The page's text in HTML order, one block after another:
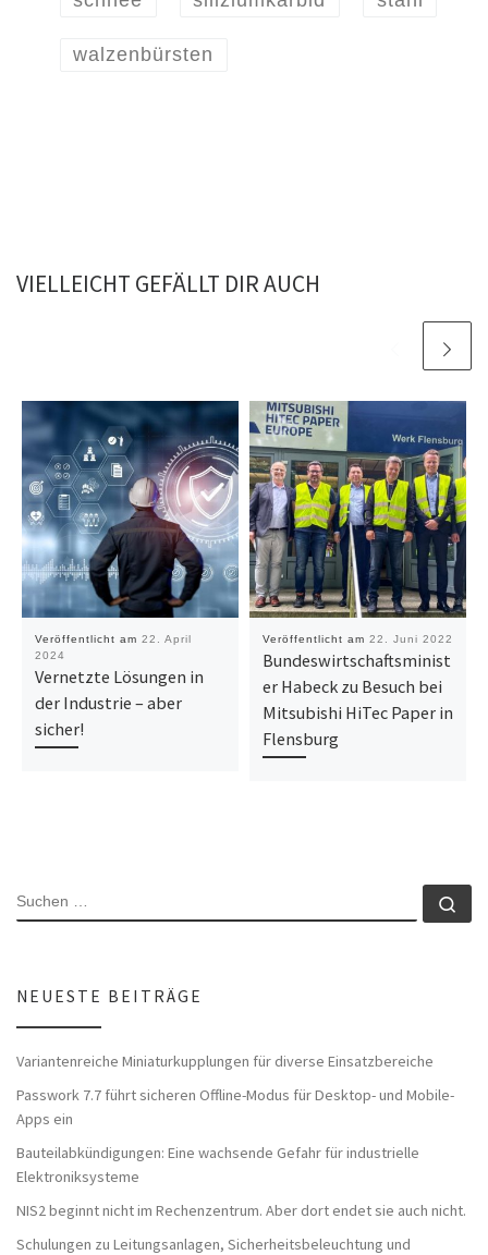
walzenbürsten
VIELLEICHT GEFÄLLT DIR AUCH
Veröffentlicht am 22. April
2024
Vernetzte Lösungen in
der Industrie – aber
sicher!
Veröffentlicht am 22. Juni 2022
Bundeswirtschaftsminist
er Habeck zu Besuch bei
Mitsubishi HiTec Paper in
Flensburg
SUCHE
NEUESTE BEITRÄGE
Variantenreiche Miniaturkupplungen für diverse Einsatzbereiche
Passwork 7.7 führt sicheren Offline-Modus für Desktop- und Mobile-
Apps ein
Bauteilabkündigungen: Eine wachsende Gefahr für industrielle
Elektroniksysteme
NIS2 beginnt nicht im Rechenzentrum. Aber dort endet sie auch nicht.
Schulungen zu Leitungsanlagen, Sicherheitsbeleuchtung und